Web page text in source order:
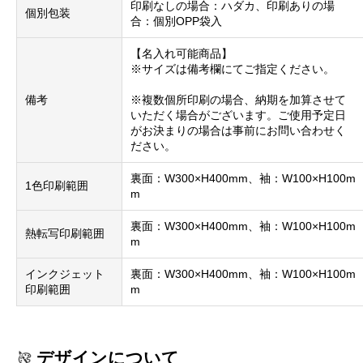
個別包装
印刷なしの場合：ハダカ、印刷ありの場
合：個別OPP袋入
備考
【名入れ可能商品】
※サイズは備考欄にてご指定ください。
※複数個所印刷の場合、納期を加算させて
いただく場合がございます。ご使用予定日
がお決まりの場合は事前にお問い合わせく
ださい。
1色印刷範囲
裏面：W300×H400mm、袖：W100×H100m
m
熱転写印刷範囲
裏面：W300×H400mm、袖：W100×H100m
m
インクジェット
印刷範囲
裏面：W300×H400mm、袖：W100×H100m
m
デザインについて